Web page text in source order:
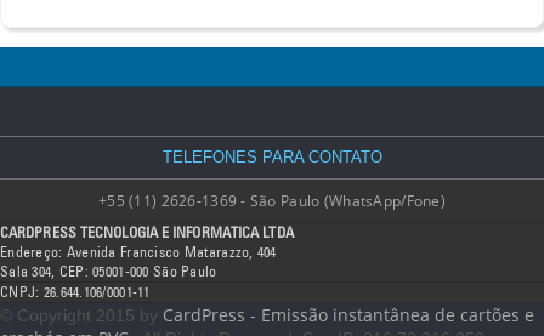
TELEFONES PARA CONTATO
+55 (11) 2626-1369 - São Paulo (WhatsApp/Fone)
CARDPRESS TECNOLOGIA E INFORMATICA LTDA
Endereço: Avenida Francisco Matarazzo, 404
Sala 304, CEP: 05001-000 São Paulo
CNPJ: 26.644.106/0001-11
© Copyright 2015 by CardPress - Emissão instantânea de cartões e